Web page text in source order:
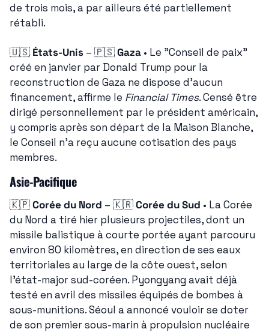
de trois mois, a par ailleurs été partiellement
rétabli.
🇺🇸 États-Unis – 🇵🇸Gaza • Le "Conseil de paix"
créé en janvier par Donald Trump pour la
reconstruction de Gaza ne dispose d'aucun
financement, affirme le Financial Times. Censé être
dirigé personnellement par le président américain,
y compris après son départ de la Maison Blanche,
le Conseil n'a reçu aucune cotisation des pays
membres.
Asie-Pacifique
🇰🇵Corée du Nord – 🇰🇷Corée du Sud • La Corée
du Nord a tiré hier plusieurs projectiles, dont un
missile balistique à courte portée ayant parcouru
environ 80 kilomètres, en direction de ses eaux
territoriales au large de la côte ouest, selon
l'état-major sud-coréen. Pyongyang avait déjà
testé en avril des missiles équipés de bombes à
sous-munitions. Séoul a annoncé vouloir se doter
de son premier sous-marin à propulsion nucléaire